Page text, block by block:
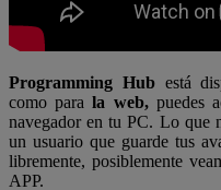
Programming Hubestá
como parala web,puedes
navegador en tu PC. Lo que
un usuario que guarde tus
libremente, posiblemente
APP.